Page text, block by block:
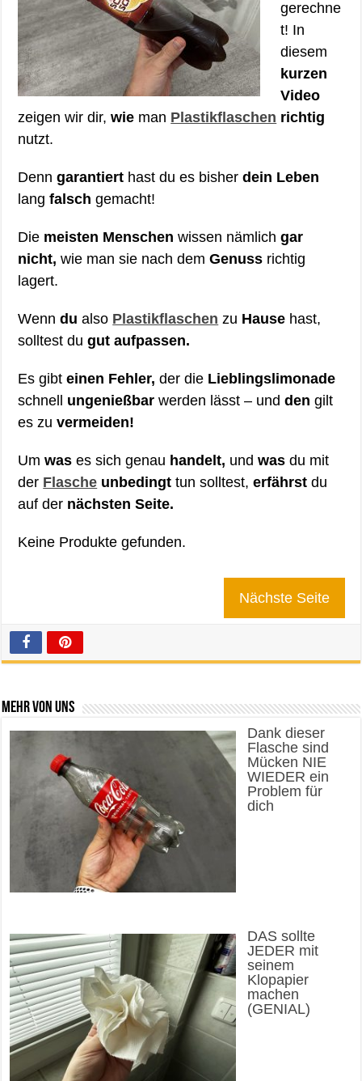
gerechne
t! In
diesem
kurzen
Video
zeigen wir dir,wie man Plastikflaschen richtig
nutzt.
Denngarantiert hast du es bisherdein Leben
langfalsch gemacht!
Die meisten Menschen wissen nämlichgar
nicht, wie man sie nach demGenuss richtig
lagert.
Wenndu also Plastikflaschen zu Hause hast,
solltest dugut aufpassen.
Es gibteinen Fehler, der die Lieblingslimonade
schnell ungenießbar werden lässt – undden gilt
es zuvermeiden!
Umwas es sich genau handelt, undwas du mit
der Flasche unbedingt tun solltest,erfährst du
auf der nächsten Seite.
Keine Produkte gefunden.
Nächste Seite
Mehr von uns
Dank dieser
Flasche sind
Mücken NIE
WIEDER ein
Problem für
dich
DAS sollte
JEDER mit
seinem
Klopapier
machen
(GENIAL)